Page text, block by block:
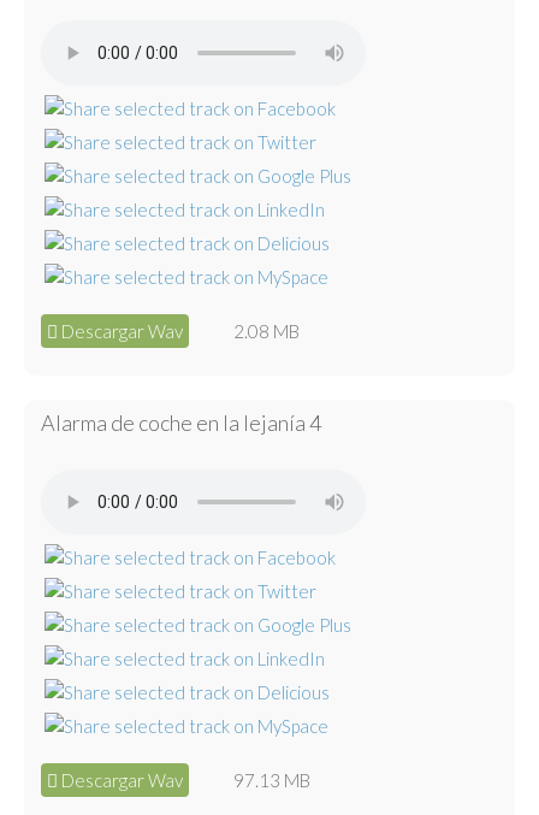
Descargar Wav 2.08 MB
Alarma de coche en la lejanía 4
Descargar Wav 97.13 MB